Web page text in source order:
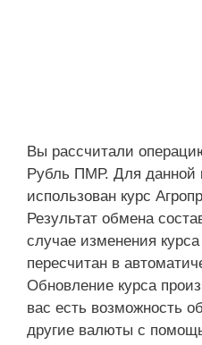
Вы рассчитали
Рубль ПМР. Для данной
использован курс
Результат обмена
случае изменения курса
пересчитан в
Обновление курса
вас есть возможность
другие валюты с